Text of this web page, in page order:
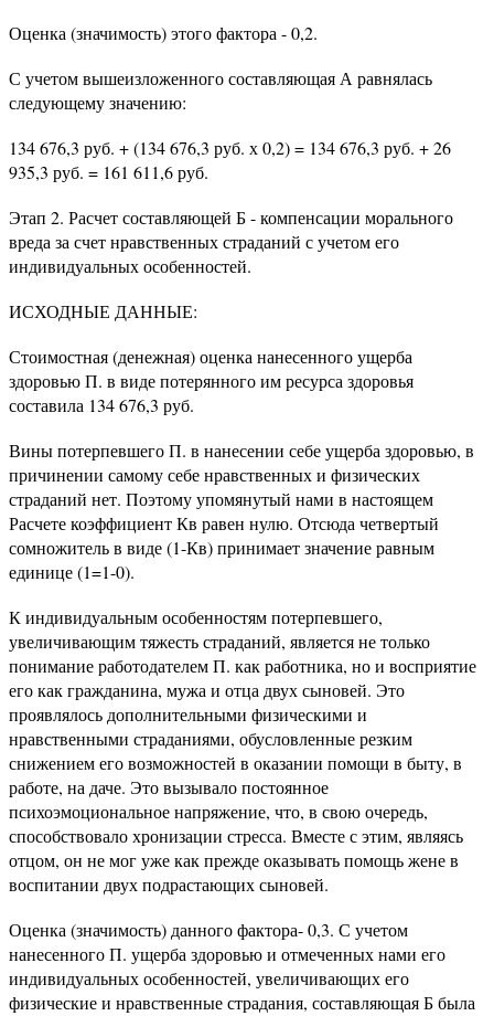
Оценка (значимость) этого фактора - 0,2.
С учетом вышеизложенного составляющая А равнялась
следующему значению:
134 676,3 руб. + (134 676,3 руб. х 0,2) = 134 676,3 руб. + 26
935,3 руб. = 161 611,6 руб.
Этап 2. Расчет составляющей Б - компенсации морального
вреда за счет нравственных страданий с учетом его
индивидуальных особенностей.
ИСХОДНЫЕ ДАННЫЕ:
Стоимостная (денежная) оценка нанесенного ущерба
здоровью П. в виде потерянного им ресурса здоровья
составила 134 676,3 руб.
Вины потерпевшего П. в нанесении себе ущерба здоровью, в
причинении самому себе нравственных и физических
страданий нет. Поэтому упомянутый нами в настоящем
Расчете коэффициент Кв равен нулю. Отсюда четвертый
сомножитель в виде (1-Кв) принимает значение равным
единице (1=1-0).
К индивидуальным особенностям потерпевшего,
увеличивающим тяжесть страданий, является не только
понимание работодателем П. как работника, но и восприятие
его как гражданина, мужа и отца двух сыновей. Это
проявлялось дополнительными физическими и
нравственными страданиями, обусловленные резким
снижением его возможностей в оказании помощи в быту, в
работе, на даче. Это вызывало постоянное
психоэмоциональное напряжение, что, в свою очередь,
способствовало хронизации стресса. Вместе с этим, являясь
отцом, он не мог уже как прежде оказывать помощь жене в
воспитании двух подрастающих сыновей.
Оценка (значимость) данного фактора- 0,3. С учетом
нанесенного П. ущерба здоровью и отмеченных нами его
индивидуальных особенностей, увеличивающих его
физические и нравственные страдания, составляющая Б была